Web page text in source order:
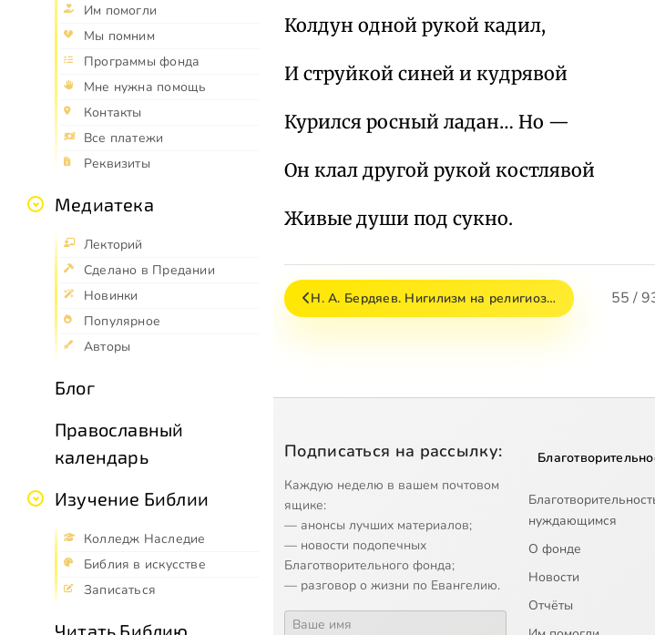
Им помогли
Мы помним
Программы фонда
Мне нужна помощь
Контакты
Все платежи
Реквизиты
Медиатека
Лекторий
Сделано в Предании
Новинки
Популярное
Авторы
Блог
Православный
календарь
Изучение Библии
Колледж Наследие
Библия в искусстве
Записаться
Читать Библию
Колдун одной рукой кадил,
И струйкой синей и кудрявой
Курился росный ладан… Но —
Он клал другой рукой костлявой
Живые души под сукно.
Н. А. Бердяев. Нигилизм на религиоз… 55 /
Подписаться на рассылку:
Каждую неделю в вашем почтовом
ящике:
— анонсы лучших материалов;
— новости подопечных
Благотворительного фонда;
— разговор о жизни по Евангелию.
нуждающимся
О фонде
Новости
Отчёты